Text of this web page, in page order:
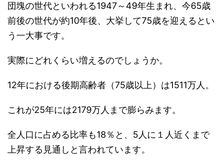
団塊の世代といわれる1947～49年生まれ、今65歳
前後の世代が約10年後、大挙して75歳を迎えるとい
う一大事です。
実際にどれくらい増えるのでしょうか。
12年における後期高齢者（75歳以上）は1511万人。
これが25年には2179万人まで膨らみます。
全人口に占める比率も18％と、5人に１人近くまで
上昇する見通しと言われています。